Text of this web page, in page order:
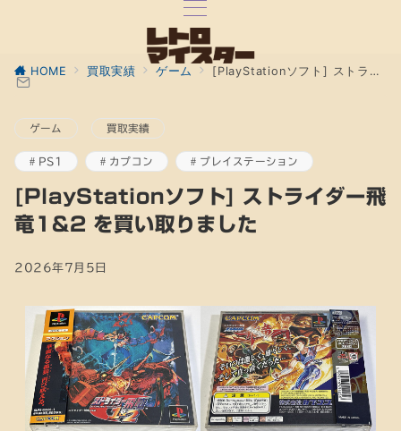
HOME 買取実績 ゲーム [PlayStationソフト] ストライダー飛竜1&2 を買い取りました
ゲーム 買取実績
PS1 カプコン プレイステーション
[PlayStationソフト] ストライダー飛
竜1&2 を買い取りました
2026年7月5日